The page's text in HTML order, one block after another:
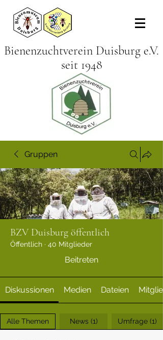
Bienenzuchtverein Duisburg e.V.
seit 1948
Gruppen
BZV Duisburg öffentlich
Öffentlich · 40 Mitglieder
Beitreten
Diskussionen Medien Dateien
Alle Themen News (1) Umfrage (1)